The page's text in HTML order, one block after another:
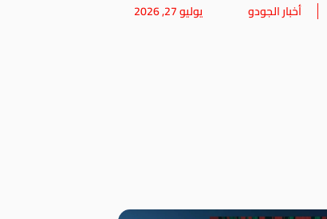
أخبار الجودو يوليو 27, 2026